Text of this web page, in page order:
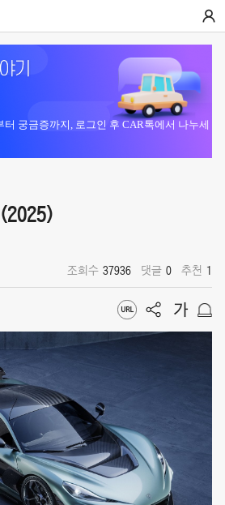
궁금증까지, 로그인 후 CAR톡에서 나누세
조회수 37936 댓글 0 추천 1